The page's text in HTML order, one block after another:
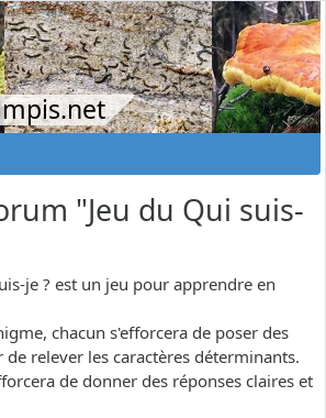
"Jeu du Qui suis-
je ? est un jeu pour apprendre en
chacun s'efforcera de poser des
relever les caractères déterminants.
de donner des réponses claires et